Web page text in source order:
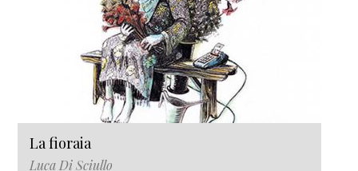
La fioraia
Luca Di Sciullo